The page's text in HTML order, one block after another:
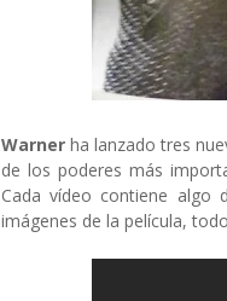
Warner ha lanzado tres
de los poderes más
Cada vídeo contiene algo
imágenes de la película,